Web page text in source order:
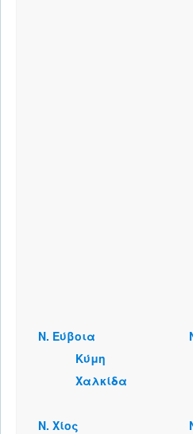
Ν. Εύβοια
Κύμη
Χαλκίδα
Ν. Χίος